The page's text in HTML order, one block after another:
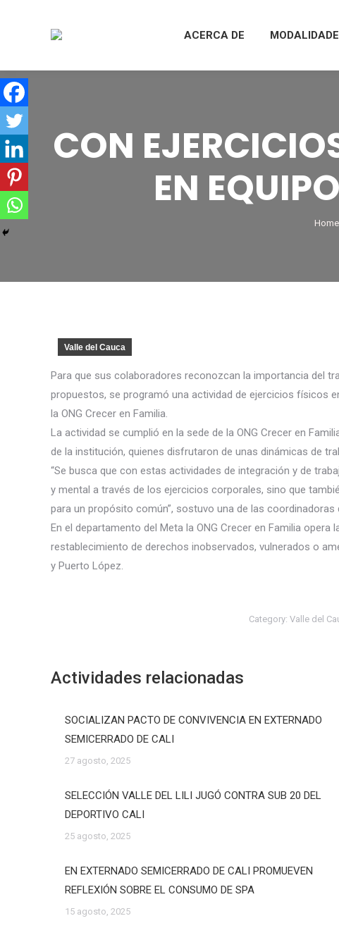
ACERCA DE
CON
EN
You
Home
Valle del Cauca
Para que sus colaboradores reconozcan la importancia del
propuestos, se programó una actividad de ejercicios físicos
la ONG Crecer en Familia.
La actividad se cumplió en la sede de la ONG Crecer en
de la institución, quienes disfrutaron de unas dinámicas de
“Se busca que con estas actividades de integración y de
y mental a través de los ejercicios corporales, sino que
para un propósito común”, sostuvo una de las coordinadoras
En el departamento del Meta la ONG Crecer en Familia
restablecimiento de derechos inobservados, vulnerados o
y Puerto López.
Category: Valle del
Actividades relacionadas
SOCIALIZAN PACTO DE CONVIVENCIA EN EXTERNADO
SEMICERRADO DE CALI
27 agosto, 2025
SELECCIÓN VALLE DEL LILI JUGÓ CONTRA SUB 20 DEL
DEPORTIVO CALI
25 agosto, 2025
EN EXTERNADO SEMICERRADO DE CALI PROMUEVEN
REFLEXIÓN SOBRE EL CONSUMO DE SPA
15 agosto, 2025